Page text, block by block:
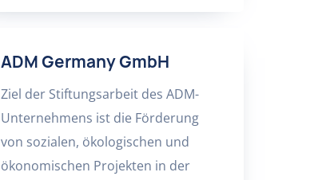
ADM Germany GmbH
Ziel der Stiftungsarbeit des ADM-
Unternehmens ist die Förderung
von sozialen, ökologischen und
ökonomischen Projekten in der